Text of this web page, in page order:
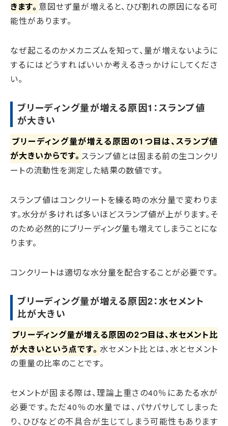
きます。 意図せず量が増えると、ひび割れの原因になる可
能性があります。
なぜ起こるのかメカニズムを知って、量が増えないように
するにはどうすればいいか考えるきっかけにしてくださ
い。
ブリーディング量が増える原因1：スランプ値
が大きい
ブリーディング量が増える原因の1つ目は、スランプ値
が大きいからです。 スランプ値とは固まる前の生コンクリ
ートの流動性を測定した結果の数値です。
スランプ値はコンクリートを練る時の水分量で変わりま
す。水分が多ければ多いほどスランプ値が上がります。そ
のため必然的にブリーディング量も増えてしまうことにな
ります。
コンクリートは適切な水分量を配合することが必要です。
ブリーディング量が増える原因2：水セメント
比が大きい
ブリーディング量が増える原因の2つ目は、水セメント比
が大きいという点です。 水セメント比とは、水とセメント
の重量の比率のことです。
セメントが固まる際は、理論上重さの40％にあたる水が
必要です。ただ40％の水量では、パサパサしてしまった
り、ひびなどの不具合が生じてしまう可能性もあります